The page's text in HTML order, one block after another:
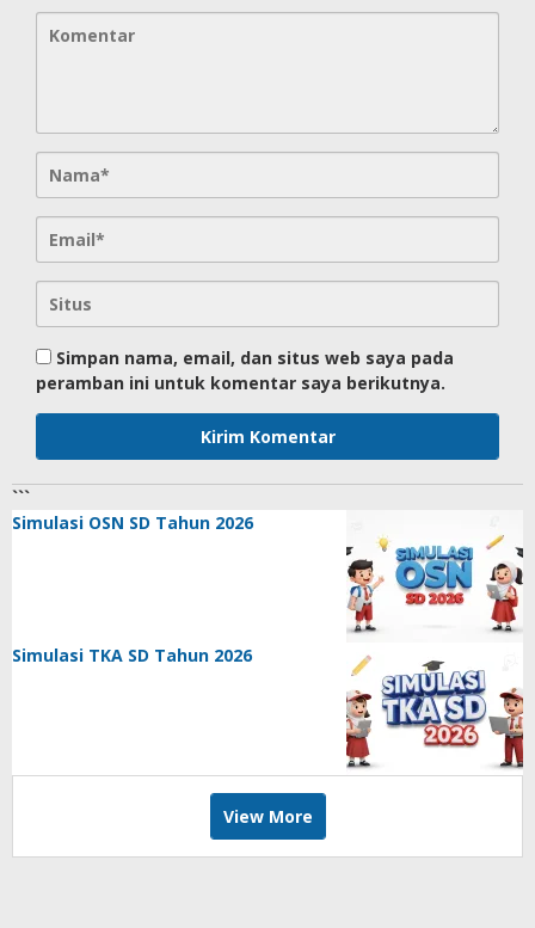
Simpan nama, email, dan situs web saya pada
peramban ini untuk komentar saya berikutnya.
```
Simulasi OSN SD Tahun 2026
Simulasi TKA SD Tahun 2026
View More